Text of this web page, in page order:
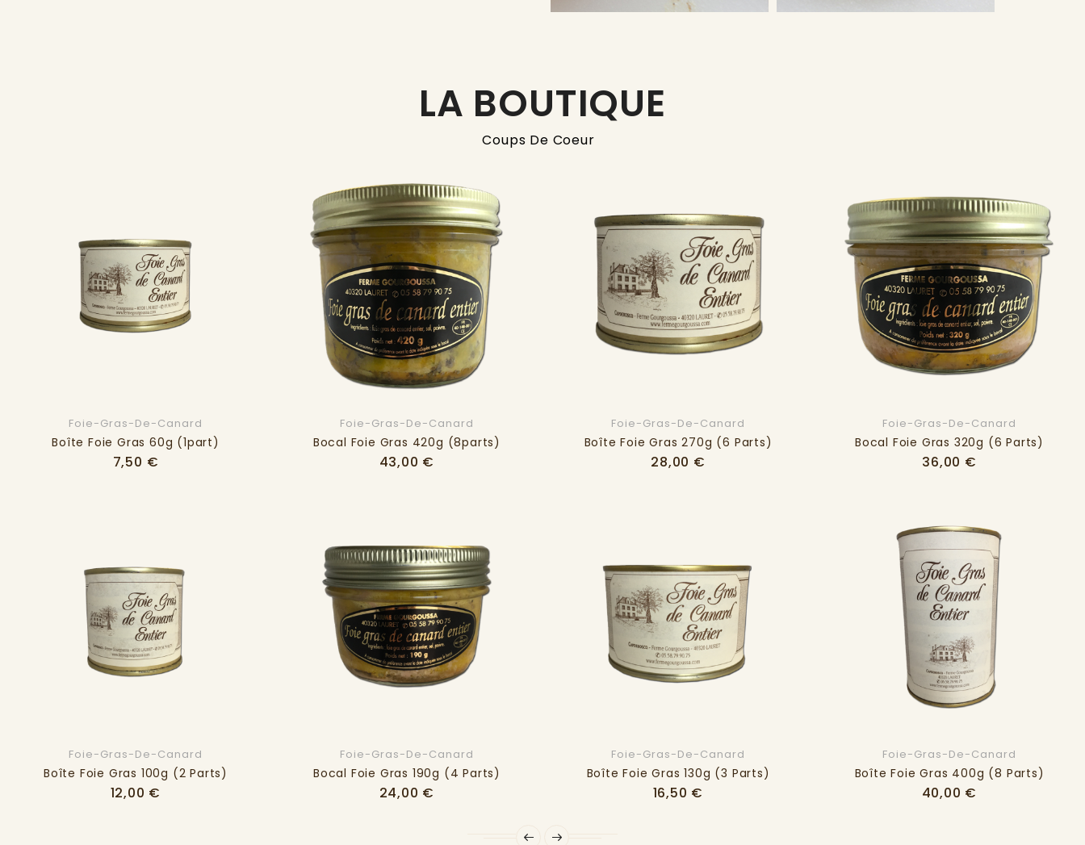
LA BOUTIQUE
Coups De Coeur
Foie-Gras-De-Canard
Boîte Foie Gras 60g (1part)
7,50 €
Foie-Gras-De-Canard
Boîte Foie Gras 100g (2 Parts)
12,00 €
Foie-Gras-De-Canard
Bocal Foie Gras 420g (8parts)
43,00 €
Foie-Gras-De-Canard
Bocal Foie Gras 190g (4 Parts)
24,00 €
Foie-Gras-De-Canard
Boîte Foie Gras 270g (6 Parts)
28,00 €
Foie-Gras-De-Canard
Boîte Foie Gras 130g (3 Parts)
16,50 €
Foie-Gras-De-Canard
Bocal Foie Gras 320g (6 Parts)
36,00 €
Foie-Gras-De-Canard
Boîte Foie Gras 400g (8 Parts)
40,00 €